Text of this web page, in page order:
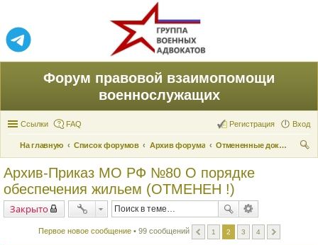
Форум правовой взаимопомощи
военнослужащих
Ссылки FAQ Вход
Регистрация
На главную Список форумов Архив форума
Отмененные документы
Архив-Приказ МО РФ №80 О порядке
обеспечения жильем (ОТМЕНЕН !)
Закрыто
Первое новое сообщение• 99 сообщений 1 2 3 4